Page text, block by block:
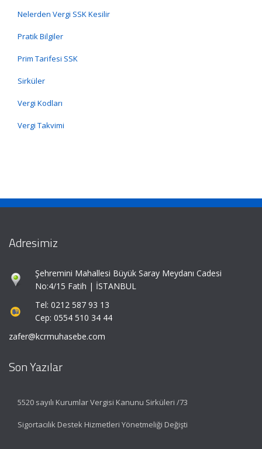
Nelerden Vergi SSK Kesilir
Pratik Bilgiler
Prim Tarifesi SSK
Sirküler
Vergi Kodları
Vergi Takvimi
Adresimiz
Şehremini Mahallesi Büyük Saray Meydanı Cadesi
No:4/15 Fatih | İSTANBUL
Tel: 0212 587 93 13
Cep: 0554 510 34 44
zafer@kcrmuhasebe.com
Son Yazılar
5520 sayılı Kurumlar Vergisi Kanunu Sirküleri /73
Sigortacılık Destek Hizmetleri Yönetmeliği Değişti